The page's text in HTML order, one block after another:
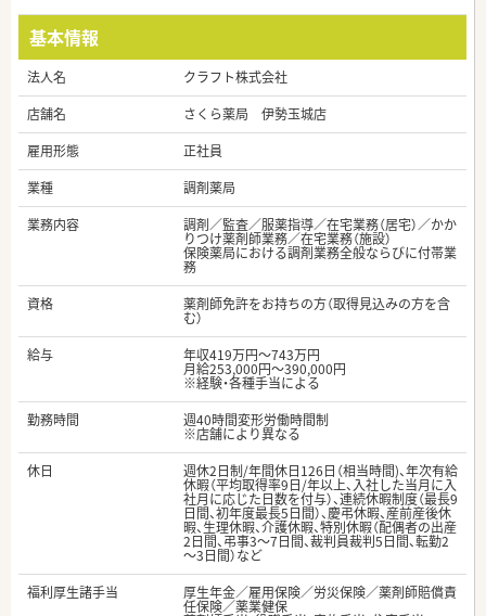
基本情報
法人名
クラフト株式会社
店舗名
さくら薬局 伊勢玉城店
雇用形態
正社員
業種
調剤薬局
業務内容
調剤／監査／服薬指導／在宅業務（居宅）／かか
りつけ薬剤師業務／在宅業務（施設）
保険薬局における調剤業務全般ならびに付帯業
務
資格
薬剤師免許をお持ちの方（取得見込みの方を含
む）
給与
年収419万円～743万円
月給253,000円～390,000円
※経験・各種手当による
勤務時間
週40時間変形労働時間制
※店舗により異なる
休日
週休2日制/年間休日126日（相当時間)、年次有給
休暇（平均取得率9日/年以上、入社した当月に入
社月に応じた日数を付与）、連続休暇制度（最長9
日間、初年度最長5日間）、慶弔休暇、産前産後休
暇、生理休暇、介護休暇、特別休暇（配偶者の出産
2日間、弔事3～7日間、裁判員裁判5日間、転勤2
～3日間）など
福利厚生諸手当
厚生年金／雇用保険／労災保険／薬剤師賠償責
任保険／薬業健保